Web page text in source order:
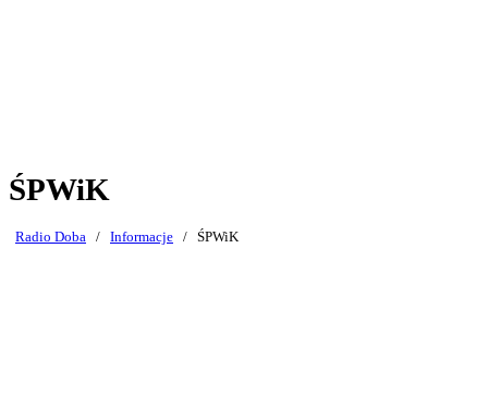
ŚPWiK
Radio Doba / Informacje / ŚPWiK